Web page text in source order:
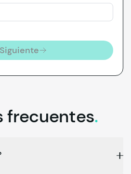
Siguiente
frecuentes.